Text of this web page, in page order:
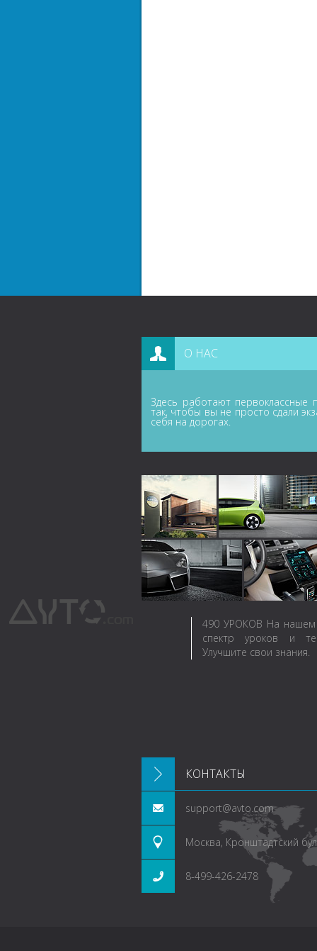
О НАС
Здесь работают первоклассные
так, чтобы вы не просто сдали
себя на дорогах.
490 УРОКОВ На нашем
спектр уроков и
Улучшите свои знания.
КОНТАКТЫ
support@avto.com
Москва, Кронштадтский
8-499-426-2478